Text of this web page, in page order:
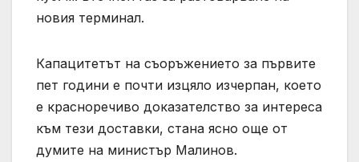
новия терминал.
Капацитетът на съоръжението за първите
пет години е почти изцяло изчерпан, което
е красноречиво доказателство за интереса
към тези доставки, стана ясно още от
думите на министър Малинов.